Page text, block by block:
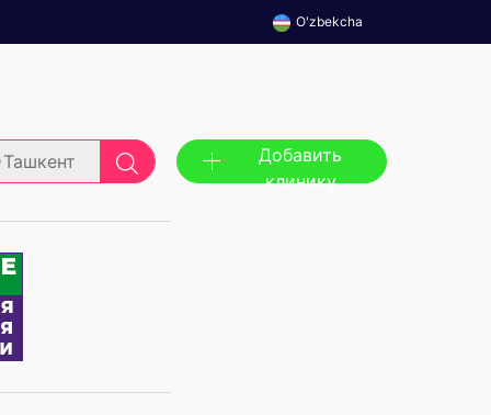
O'zbekcha
Ташкент
Добавить
клинику